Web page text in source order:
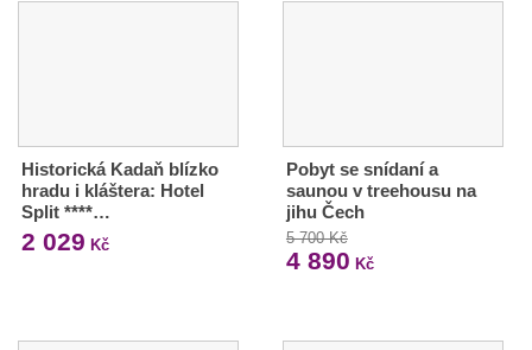
Historická Kadaň blízko
hradu i kláštera: Hotel
Split ****…
2 029 Kč
Pobyt se snídaní a
saunou v treehousu na
jihu Čech
5 700 Kč
4 890 Kč